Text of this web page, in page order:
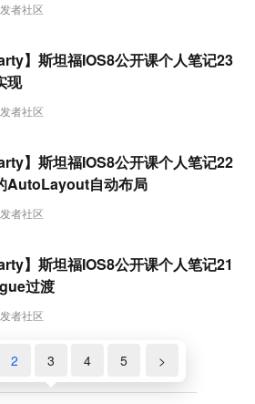
者社区
者社区
】斯坦福IOS8公开课个人笔记23
现
者社区
】斯坦福IOS8公开课个人笔记22
AutoLayout自动布局
者社区
】斯坦福IOS8公开课个人笔记21
过渡
2 3 4 5 >